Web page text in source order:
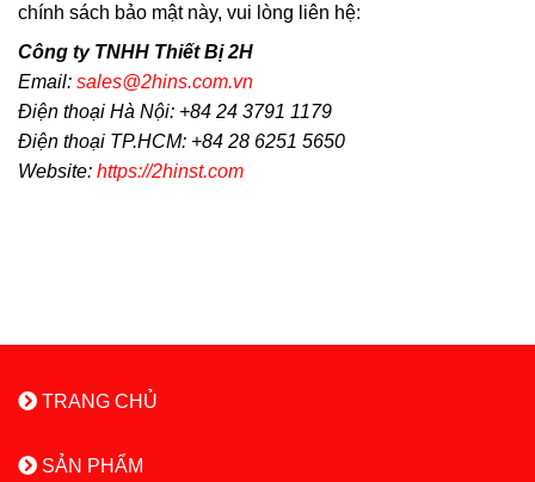
chính sách bảo mật này, vui lòng liên hệ:
Công ty TNHH Thiết Bị 2H
Email: sales@2hins.com.vn
Điện thoại Hà Nội: +84 24 3791 1179
Điện thoại TP.HCM: +84 28 6251 5650
Website: https://2hinst.com
TRANG CHỦ
SẢN PHẨM